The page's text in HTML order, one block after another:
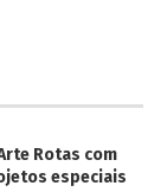
Rotas com
especiais